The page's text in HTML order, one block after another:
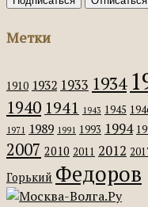
Метки
1910 1932 1933 1934
1940 1941 1943 1945
1971 1989 1991 1993 1994
2007 2010 2011 2012
Горький Федоров